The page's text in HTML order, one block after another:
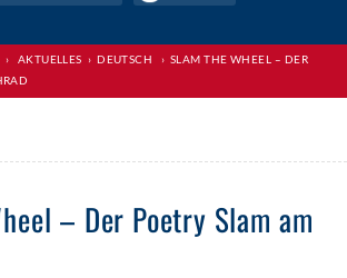
› AKTUELLES ›DEUTSCH › SLAM THE WHEEL – DER
– Der Poetry Slam am